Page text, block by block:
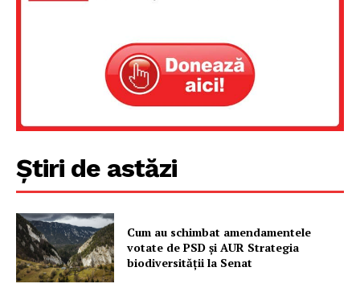
Știri de astăzi
Cum au schimbat amendamentele
votate de PSD și AUR Strategia
biodiversității la Senat